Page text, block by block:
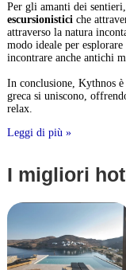
Per gli amanti dei
escursionisticiche
attraverso la natura
modo ideale per
incontrare anche antichi
In conclusione, Kythnos
greca si uniscono,
relax.
Leggi di più »
I migliori